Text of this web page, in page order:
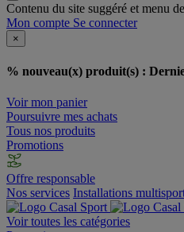
Contenu du site suggéré et menu
Mon compte Se connecter
×
% nouveau(x) produit(s) :
Voir mon panier
Poursuivre mes achats
Tous nos produits
Promotions
Offre responsable
Nos services Installations
Voir toutes les catégories